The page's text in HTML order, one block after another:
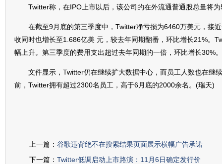
Twitter称，在IPO上市以后，该公司的在外流通普通股总量将
在截至9月底的第三季度中，Twitter净亏损为6460万美元，接
收同时也增长至1.686亿美 元，较去年同期翻番，环比增长21%。
幅上升。第三季度的费用支出超过去年同期的一倍，环比增长30%。
文件显示，Twitter仍在继续扩大数据中心，而员工人数也在继
前，Twitter拥有超过2300名员工，高于6月底的2000余名。(瑞天)
上一篇： 谷歌违背绝不在搜索结果页面展示横幅广告承诺
下一篇： Twitter低调启动上市路演：11月6日确定发行价